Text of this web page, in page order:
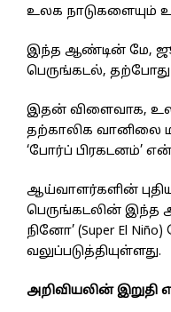
உலக நாடுகளையும்
இந்த ஆண்டின் மே,
பெருங்கடல்,
இதன் விளைவாக,
தற்காலிக வானிலை
‘போர்ப் பிரகடனம்’
ஆய்வாளர்களின்
பெருங்கடலின் இந்த
நினோ’ (Super El
வலுப்படுத்தியுள்ளது.
அறிவியலின் இறுதி